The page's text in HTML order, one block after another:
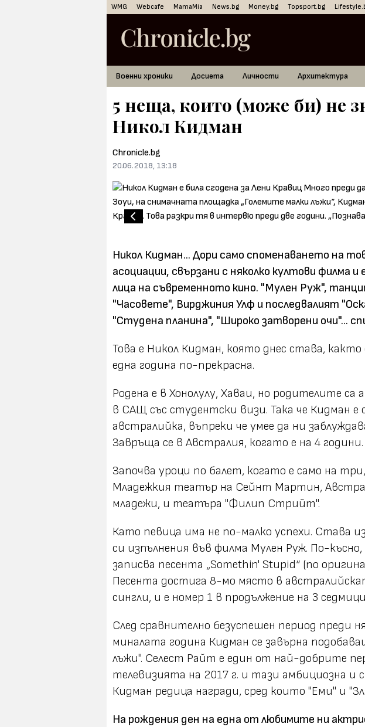
WMG Webcafe MamaMia News.bg Money.bg Topsport.bg
Военни хроники Досиета Личности Архитектура
5 неща, които (може би) не
Никол Кидман
Chronicle.bg
20.06.2018, 13:18
Никол Кидман... Дори само споменаването на
асоциации, свързани с няколко култови филма
лица на съвременното кино. "Мулен Руж",
"Часовете", Вирджиния Улф и последвалият
"Студена планина", "Широко затворени очи"...
Това е Никол Кидман, която днес става, както
една година по-прекрасна.
Родена е в Хонолулу, Хаваи, но родителите
в САЩ със студентски визи. Така че Кидман е
австралийка, въпреки че умее да ни
Завръща се в Австралия, когато е на 4 години.
Започва уроци по балет, когато е само на
Младежкия театър на Сейнт Мартин,
младежи, и театъра "Филип Стрийт".
Като певица има не по-малко успехи. Става
си изпълнения във филма Мулен Руж. По-късно,
записва песента „Somethin' Stupid“ (по
Песента достига 8-мо място в
сингли, и е номер 1 в продължение на 3
След сравнително безуспешен период преди
миналата година Кидман се завърна
лъжи". Селест Райт е един от най-добрите
телевизията на 2017 г. и тази амбициозна и
Кидман редица награди, сред които "Еми" и
На рождения ден на една от любимите ни